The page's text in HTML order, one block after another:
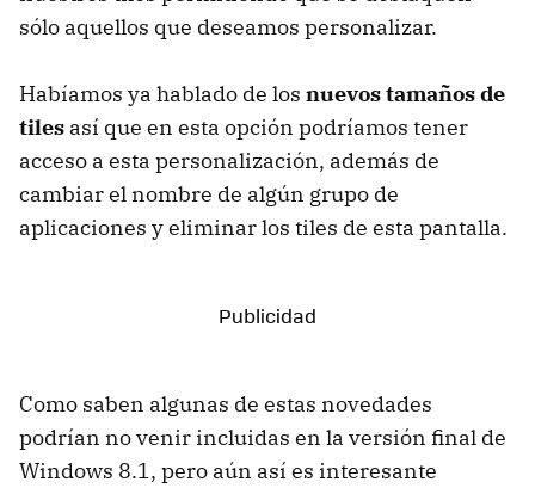
sólo aquellos que deseamos personalizar.
Habíamos ya hablado de los nuevos tamaños de
tiles así que en esta opción podríamos tener
acceso a esta personalización, además de
cambiar el nombre de algún grupo de
aplicaciones y eliminar los tiles de esta pantalla.
Como saben algunas de estas novedades
podrían no venir incluidas en la versión final de
Windows 8.1, pero aún así es interesante